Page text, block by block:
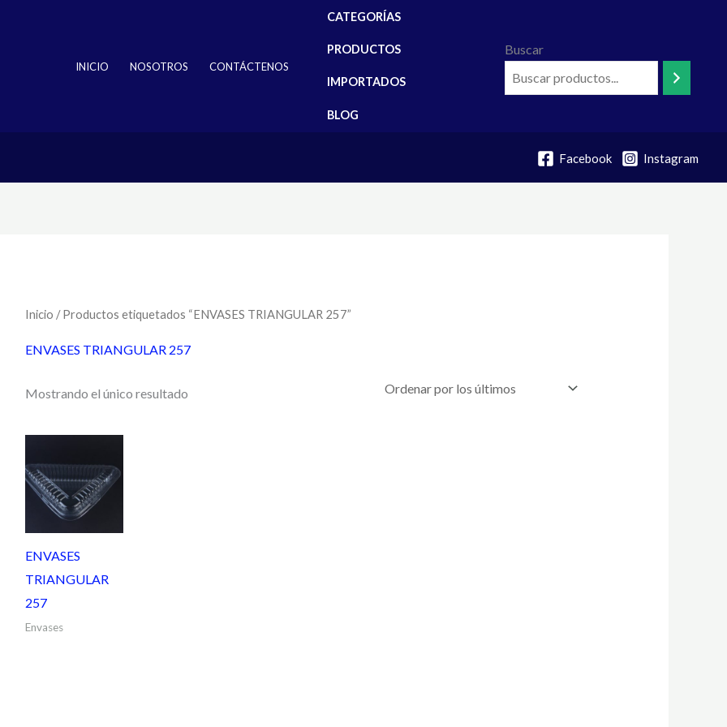
INICIO NOSOTROS CONTÁCTENOS
CATEGORÍAS
PRODUCTOS
IMPORTADOS
BLOG
Buscar
Facebook Instagram
Inicio / Productos etiquetados “ENVASES TRIANGULAR 257”
ENVASES TRIANGULAR 257
Mostrando el único resultado
ENVASES
TRIANGULAR
257
Envases